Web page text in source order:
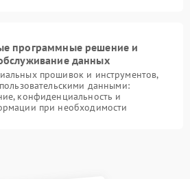
программные решение и
данных
прошивок и инструментов,
данными:
конфиденциальность и
при необходимости